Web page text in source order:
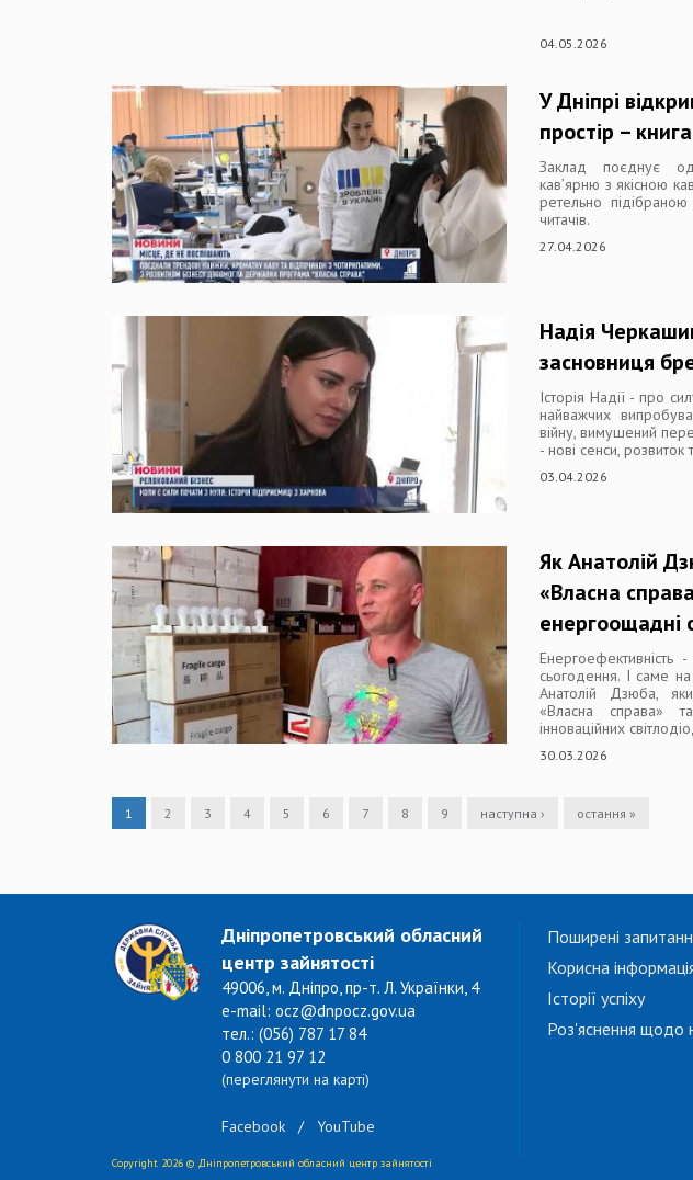
04.05.2026
У Дніпрі
простір –
Заклад поєднує
кав’ярню з якісною
ретельно
читачів.
27.04.2026
Надія
засновниця
Історія Надії - про
найважчих
війну, вимушений
- нові сенси, розвиток
03.04.2026
Як Анатолій
«Власна
енергоощадні
сьогодення. І саме
Анатолій Дзюба,
«Власна справа»
інноваційних
30.03.2026
1 2 3 4 5 6 7 8 9 наступна › остання »
Дніпропетровський обласний
центр зайнятості
49006, м. Дніпро, пр-т. Л. Українки, 4
e-mail: ocz@dnpocz.gov.ua
тел.: (056) 787 17 84
0 800 21 97 12
(переглянути на карті)
Facebook / YouTube
Поширені
Корисна
Історії успіху
Роз'яснення щодо
Copyright 2026 © Дніпропетровський обласний центр зайнятості